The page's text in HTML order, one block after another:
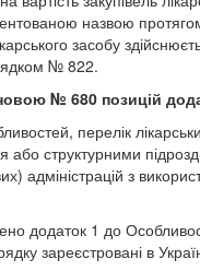
назвою
засобу
№ 822.
№ 680 позицій
перелік
структурними
адміністрацій з
додаток 1 до
зареєстровані в